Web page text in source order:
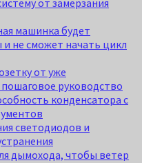
от замерзания
машинка будет
не сможет начать цикл
от уже
руководство
конденсатора с
светодиодов и
дымохода, чтобы ветер